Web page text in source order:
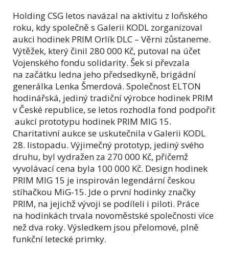
Holding CSG letos navázal na aktivitu z loňského
roku, kdy společně s Galerii KODL zorganizoval
aukci hodinek PRIM Orlík DLC – Věrni zůstaneme.
Výtěžek, který činil 280 000 Kč, putoval na účet
Vojenského fondu solidarity. Šek si převzala
na začátku ledna jeho předsedkyně, brigádní
generálka Lenka Šmerdová. Společnost ELTON
hodinářská, jediný tradiční výrobce hodinek PRIM
v České republice, se letos rozhodla fond podpořit
aukcí prototypu hodinek PRIM MIG 15.
Charitativní aukce se uskutečnila v Galerii KODL
28. listopadu. Výjimečný prototyp, jediný svého
druhu, byl vydražen za 270 000 Kč, přičemž
vyvolávací cena byla 100 000 Kč. Design hodinek
PRIM MIG 15 je inspirován legendární českou
stíhačkou MiG-15. Jde o první hodinky značky
PRIM, na jejichž vývoji se podíleli i piloti. Práce
na hodinkách trvala novoměstské společnosti více
než dva roky. Výsledkem jsou přelomové, plně
funkční letecké primky.